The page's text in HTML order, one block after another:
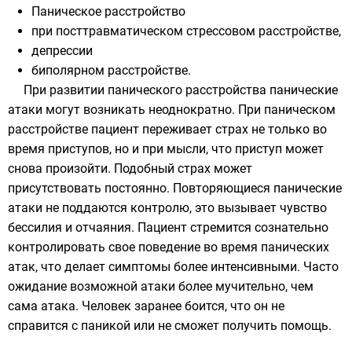
Паническое расстройство
при посттравматическом стрессовом расстройстве,
депрессии
биполярном расстройстве.
При развитии панического расстройства панические
атаки могут возникать неоднократно. При паническом
расстройстве пациент переживает страх не только во
время приступов, но и при мысли, что приступ может
снова произойти. Подобный страх может
присутствовать постоянно. Повторяющиеся панические
атаки не поддаются контролю, это вызывает чувство
бессилия и отчаяния. Пациент стремится сознательно
контролировать свое поведение во время панических
атак, что делает симптомы более интенсивными. Часто
ожидание возможной атаки более мучительно, чем
сама атака. Человек заранее боится, что он не
справится с паникой или не сможет получить помощь.